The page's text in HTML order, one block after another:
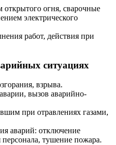
открытого огня, сварочные
электрического
работ, действия при
ситуациях
взрыва.
вызов аварийно-
при отравлениях газами,
аварий: отключение
персонала, тушение пожара.